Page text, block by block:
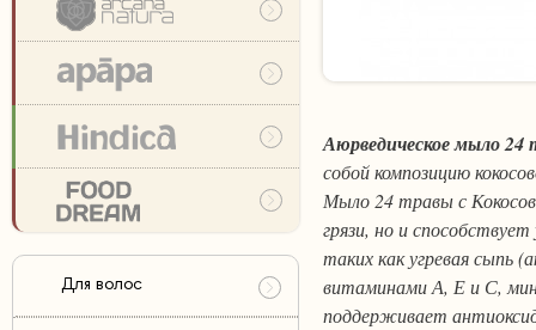
Аюрведическое мыло
собой композицию
Мыло 24 травы с
грязи, но и
таких как угревая сыпь
витаминами А, Е и С,
поддерживает
Для волос